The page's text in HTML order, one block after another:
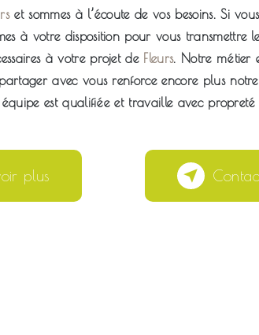
et sommes à l’écoute de vos besoins. Si
à votre disposition pour vous transmettre
à votre projet de Fleurs. Notre métier
avec vous renforce encore plus
équipe est qualifiée et travaille avec
plus